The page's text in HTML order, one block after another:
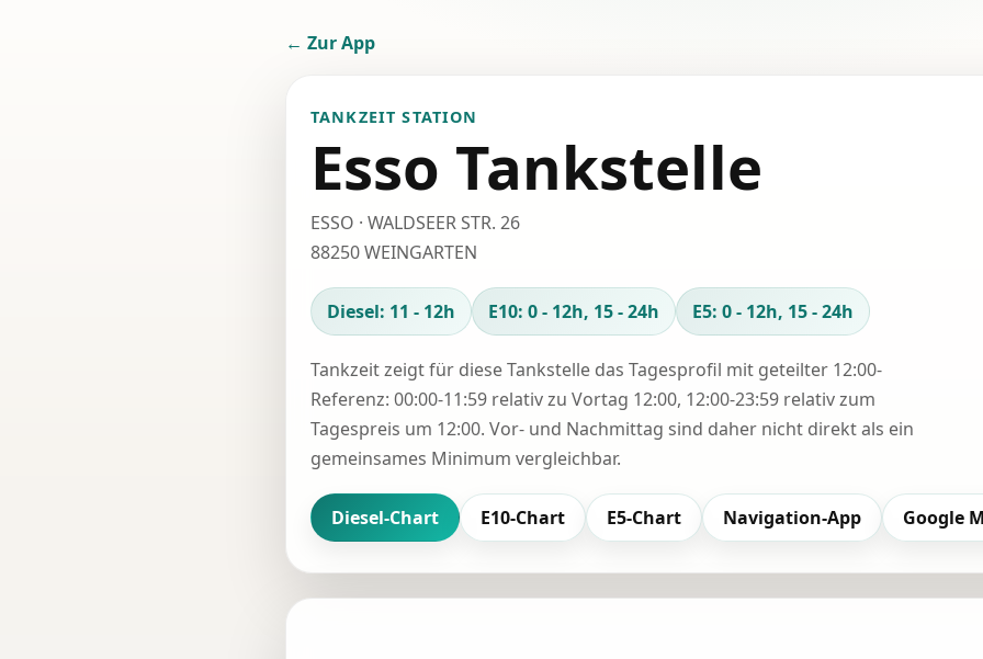
← Zur App
TANKZEIT STATION
Esso Tankstelle
ESSO · WALDSEER STR. 26
88250 WEINGARTEN
Diesel: 11 - 12h E10: 0 - 12h, 15 - 24h E5: 0 - 12h, 15 - 24h
Tankzeit zeigt für diese Tankstelle das Tagesprofil mit geteilter 12:00-
Referenz: 00:00-11:59 relativ zu Vortag 12:00, 12:00-23:59 relativ zum
Tagespreis um 12:00. Vor- und Nachmittag sind daher nicht direkt als ein
gemeinsames Minimum vergleichbar.
Diesel-Chart E10-Chart E5-Chart Navigation-App Google